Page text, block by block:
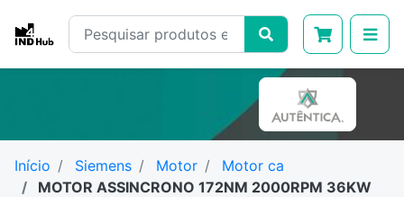
Início Siemens Motor
Motor ca
MOTOR ASSINCRONO 172NM 2000RPM 36KW